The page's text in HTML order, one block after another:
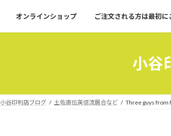
オンラインショップ ご注文される方は最初に
小谷
小谷印判店ブログ 土佐直伝英信流居合など Three guys from